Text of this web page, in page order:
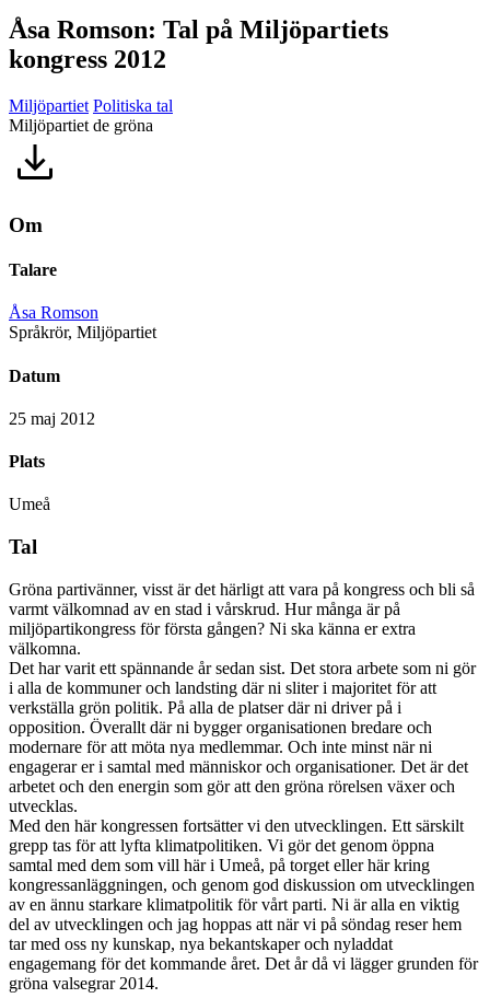
Åsa Romson: Tal på Miljöpartiets
kongress 2012
Miljöpartiet Politiska tal
Miljöpartiet de gröna
Om
Talare
Åsa Romson
Språkrör, Miljöpartiet
Datum
25 maj 2012
Plats
Umeå
Tal
Gröna partivänner, visst är det härligt att vara på kongress och bli så
varmt välkomnad av en stad i vårskrud. Hur många är på
miljöpartikongress för första gången? Ni ska känna er extra
välkomna.
Det har varit ett spännande år sedan sist. Det stora arbete som ni gör
i alla de kommuner och landsting där ni sliter i majoritet för att
verkställa grön politik. På alla de platser där ni driver på i
opposition. Överallt där ni bygger organisationen bredare och
modernare för att möta nya medlemmar. Och inte minst när ni
engagerar er i samtal med människor och organisationer. Det är det
arbetet och den energin som gör att den gröna rörelsen växer och
utvecklas.
Med den här kongressen fortsätter vi den utvecklingen. Ett särskilt
grepp tas för att lyfta klimatpolitiken. Vi gör det genom öppna
samtal med dem som vill här i Umeå, på torget eller här kring
kongressanläggningen, och genom god diskussion om utvecklingen
av en ännu starkare klimatpolitik för vårt parti. Ni är alla en viktig
del av utvecklingen och jag hoppas att när vi på söndag reser hem
tar med oss ny kunskap, nya bekantskaper och nyladdat
engagemang för det kommande året. Det år då vi lägger grunden för
gröna valsegrar 2014.